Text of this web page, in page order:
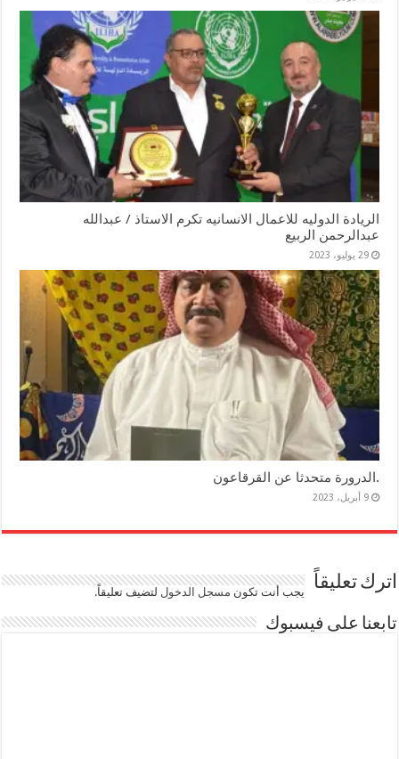
الريادة الدوليه للاعمال الانسانيه تكرم الاستاذ / عبدالله
عبدالرحمن الربيع
29 يوليو، 2023
.الدرورة متحدثا عن القرقاعون
9 أبريل، 2023
اترك تعليقاً يجب أنت تكون مسجل الدخوللتضيف تعليقاً.
تابعنا على فيسبوك